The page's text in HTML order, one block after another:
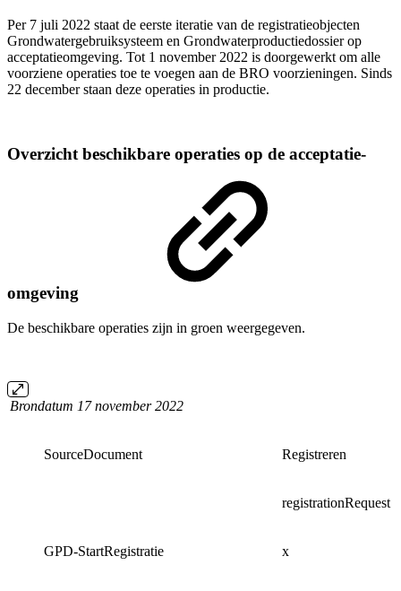
Per 7 juli 2022 staat de eerste iteratie van de registratieobjecten
Grondwatergebruiksysteem en Grondwaterproductiedossier op
acceptatieomgeving. Tot 1 november 2022 is doorgewerkt om alle
voorziene operaties toe te voegen aan de BRO voorzieningen. Sinds
22 december staan deze operaties in productie.
Overzicht beschikbare operaties op de acceptatie-
omgeving
De beschikbare operaties zijn in groen weergegeven.
Brondatum 17 november 2022
SourceDocument Registreren
registrationRequest
GPD-StartRegistratie x